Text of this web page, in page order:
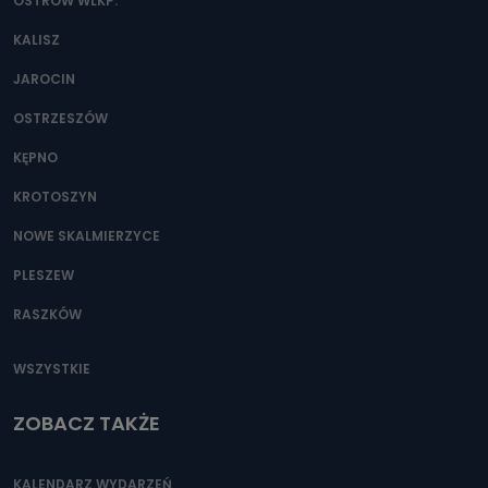
Można to zrobić pod numerem telefonu 62 735-51-05 lub
e-mailowo pod adresem: poczta@tvproart.pl
KALISZ
JAROCIN
OSTRZESZÓW
KĘPNO
KROTOSZYN
NOWE SKALMIERZYCE
PLESZEW
RASZKÓW
WSZYSTKIE
ZOBACZ TAKŻE
KALENDARZ WYDARZEŃ